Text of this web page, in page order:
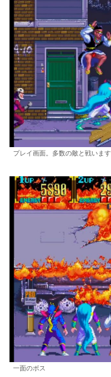
プレイ画面。多数の敵と戦います
一面のボス